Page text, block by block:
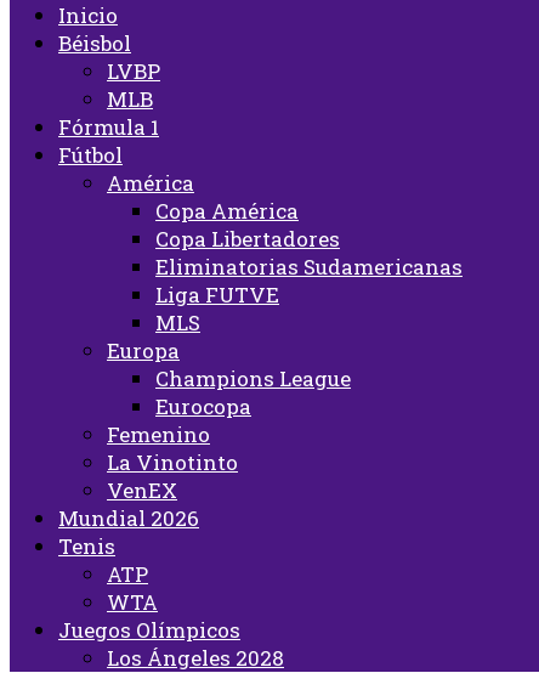
Inicio
Béisbol
LVBP
MLB
Fórmula 1
Fútbol
América
Copa América
Copa Libertadores
Eliminatorias Sudamericanas
Liga FUTVE
MLS
Europa
Champions League
Eurocopa
Femenino
La Vinotinto
VenEX
Mundial 2026
Tenis
ATP
WTA
Juegos Olímpicos
Los Ángeles 2028